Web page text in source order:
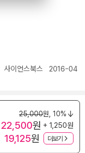
사이언스북스 2016-04
25,000원, 10%
22,500원 + 1,250원
19,125원 더보기